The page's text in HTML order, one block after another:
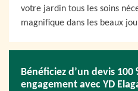
votre jardin tous les soins
magnifique dans les beaux
Bénéficiez d’un devis 100
engagement avec YD